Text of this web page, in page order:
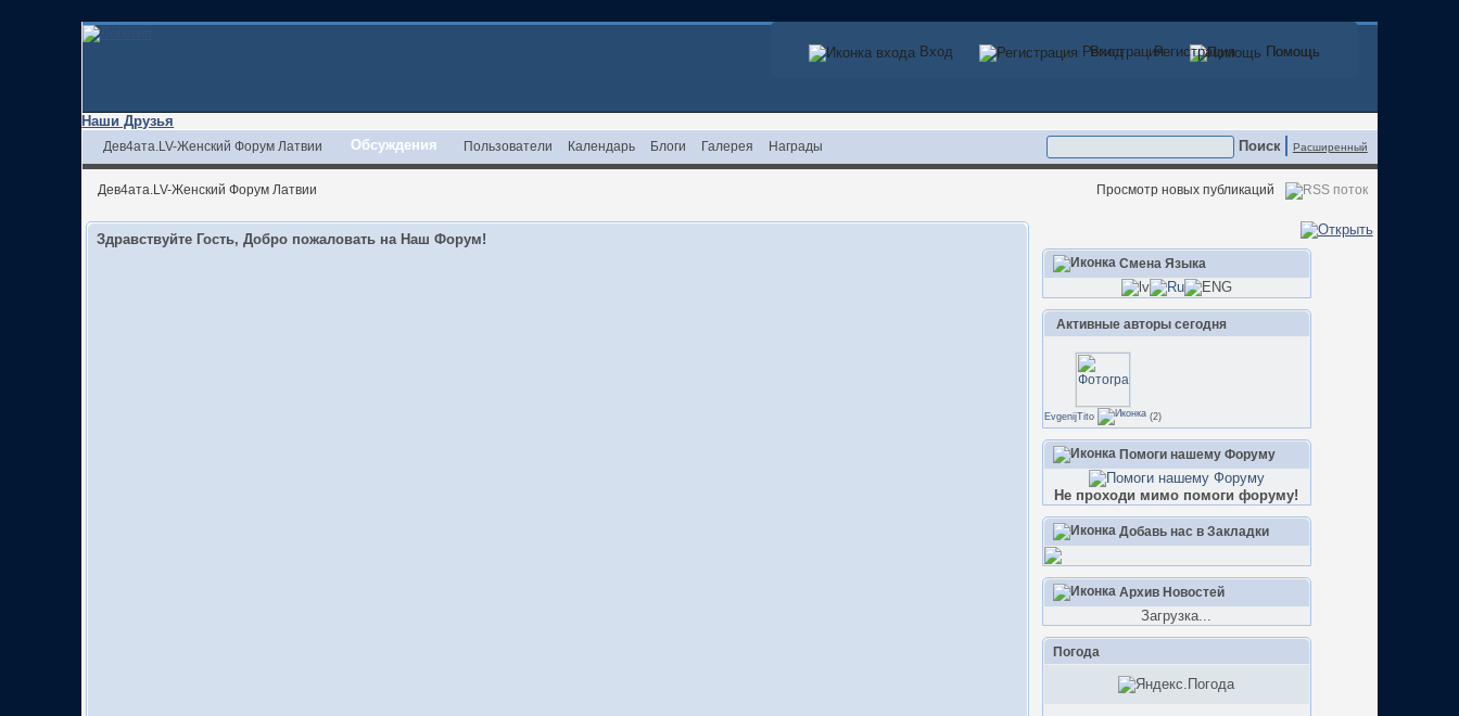
Вход Регистрация Помощь
Вход Регистрация Помощь
Наши Друзья
Расширенный
Дев4ата.LV-Женский Форум Латвии Обсуждения Пользователи Календарь Блоги Галерея Награды
Дев4ата.LV-Женский Форум Латвии Просмотр новых публикаций
Смена Языка
Активные авторы сегодня
EvgenijTito (2)
Помоги нашему Форуму
Не проходи мимо помоги форуму!
Добавь нас в Закладки
Архив Новостей
Загрузка...
Погода
Здравствуйте Гость, Добро пожаловать на Наш Форум!